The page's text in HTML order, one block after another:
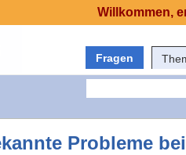
Fragen
Probleme
Willkommen,